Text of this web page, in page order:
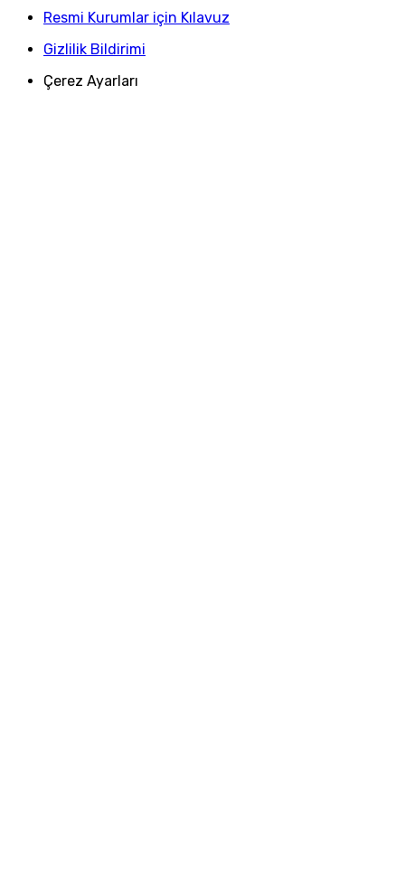
Resmi Kurumlar için Kılavuz
Gizlilik Bildirimi
Çerez Ayarları